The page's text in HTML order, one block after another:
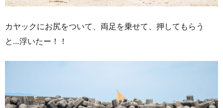
カヤックにお尻をついて、両足を乗せて、押してもらう
と…浮いたー！！